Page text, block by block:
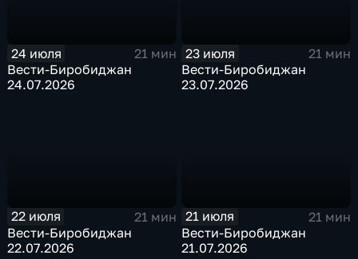
24 июля
21 мин
Вести-Биробиджан
24.07.2026
23 июля
21 мин
Вести-Биробиджан
23.07.2026
22 июля
21 мин
Вести-Биробиджан
22.07.2026
21 июля
21 мин
Вести-Биробиджан
21.07.2026